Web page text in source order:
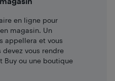
en ligne pour
magasin. Un
appellera et vous
vous rendre
Buy ou une boutique